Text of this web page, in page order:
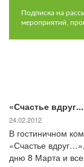
Подписка на
мероприятий,
«Счастье
24.02.2012
В гостиничном
«Счастье
дню 8 Марта и